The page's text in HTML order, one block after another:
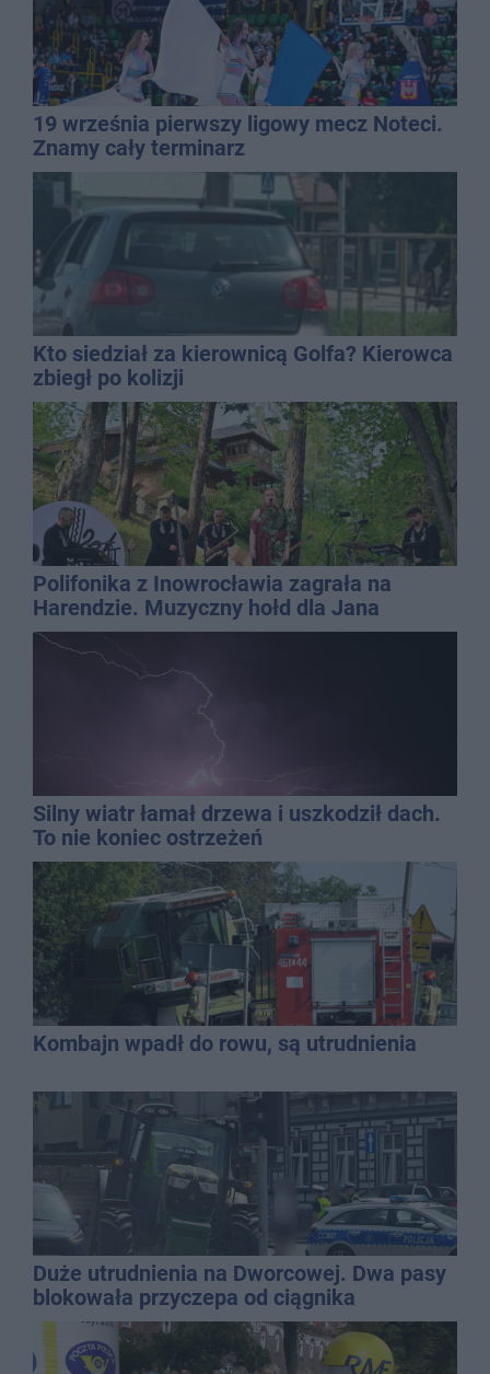
19 września pierwszy ligowy mecz Noteci.
Znamy cały terminarz
Kto siedział za kierownicą Golfa? Kierowca
zbiegł po kolizji
Polifonika z Inowrocławia zagrała na
Harendzie. Muzyczny hołd dla Jana
Kasprowicza
Silny wiatr łamał drzewa i uszkodził dach.
To nie koniec ostrzeżeń
Kombajn wpadł do rowu, są utrudnienia
Duże utrudnienia na Dworcowej. Dwa pasy
blokowała przyczepa od ciągnika